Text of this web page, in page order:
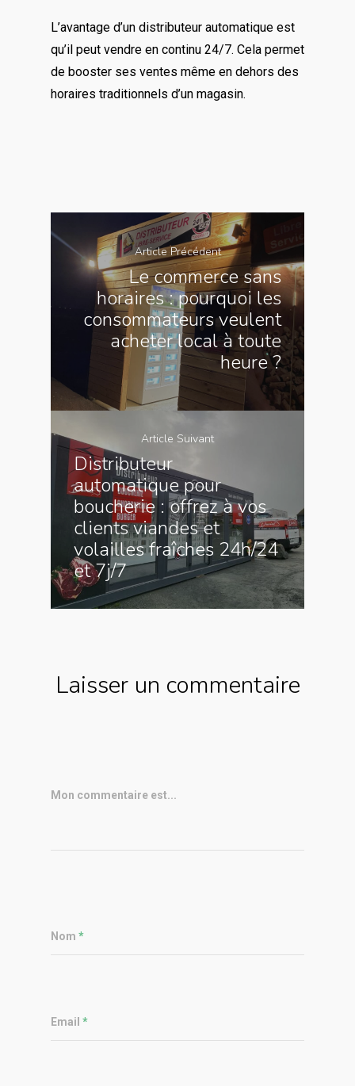
L’avantage d’un distributeur automatique est
qu’il peut vendre en continu 24/7. Cela permet
de booster ses ventes même en dehors des
horaires traditionnels d’un magasin.
Article Précédent
Le commerce sans
horaires : pourquoi les
consommateurs veulent
acheter local à toute
heure ?
Article Suivant
Distributeur
automatique pour
boucherie : offrez à vos
clients viandes et
volailles fraîches 24h/24
et 7j/7
Laisser un commentaire
Mon commentaire est...
Nom *
Email *